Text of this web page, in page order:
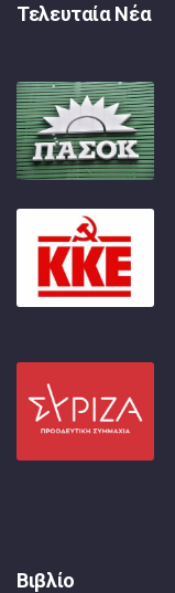
Τελευταία Νέα
Βιβλίο